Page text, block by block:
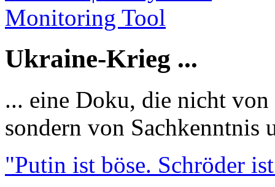
Ukraine-Krieg ...
... eine Doku, die nicht
sondern von Sachkenntnis
"Putin ist böse. Schröder